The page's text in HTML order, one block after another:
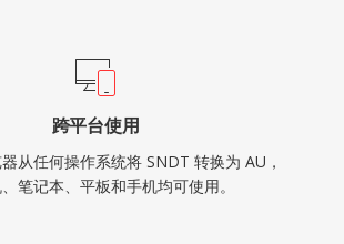
跨平台使用
从任何操作系统将 SNDT 转换为 AU，
笔记本、平板和手机均可使用。